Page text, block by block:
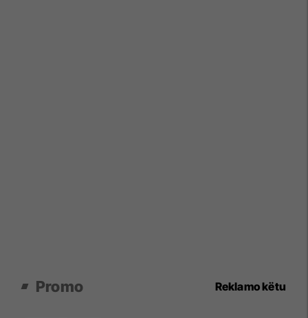
Promo Reklamo këtu